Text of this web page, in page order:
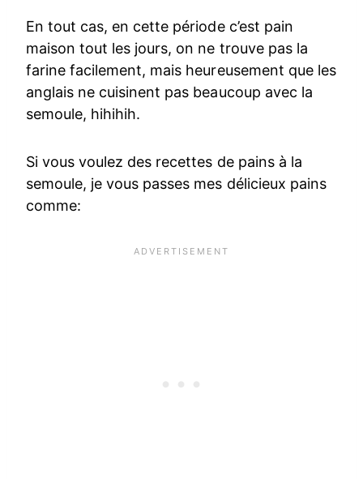
En tout cas, en cette période c’est pain
maison tout les jours, on ne trouve pas la
farine facilement, mais heureusement que les
anglais ne cuisinent pas beaucoup avec la
semoule, hihihih.
Si vous voulez des recettes de pains à la
semoule, je vous passes mes délicieux pains
comme: